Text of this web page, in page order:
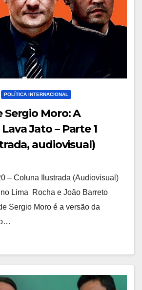
POLÍTICA INTERNACIONAL
Sergio Moro: A
Jato – Parte 1
audiovisual)
– Coluna Ilustrada (Audiovisual)
Lima Rocha e João Barreto
Sergio Moro é a versão da